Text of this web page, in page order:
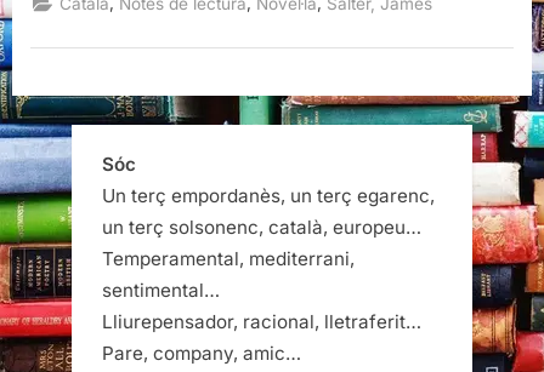
Salter”
Sóc
Un terç empordanès, un terç egarenc,
un terç solsonenc, català, europeu…
Temperamental, mediterrani,
sentimental…
Lliurepensador, racional, lletraferit…
Pare, company, amic…